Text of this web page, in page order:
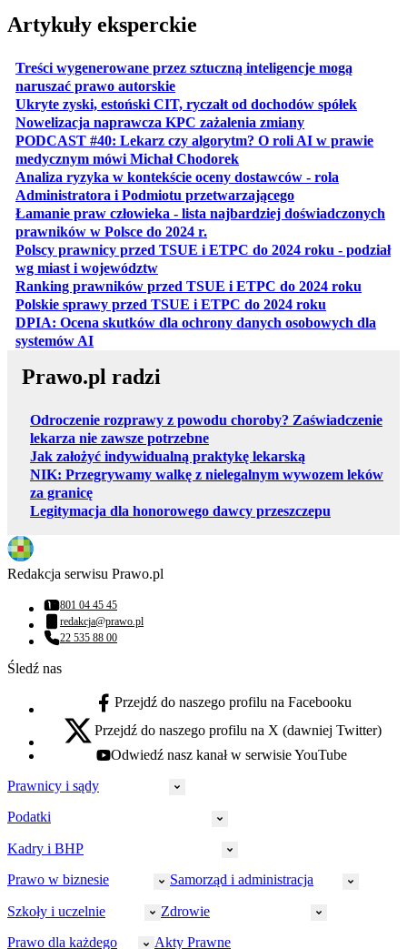
Artykuły eksperckie
Treści wygenerowane przez sztuczną inteligencje mogą
naruszać prawo autorskieotwiera się w nowej karcie
Ukryte zyski, estoński CIT, ryczałt od dochodów spółekotwiera
Nowelizacja naprawcza KPC zażalenia zmianyotwiera się w
PODCAST #40: Lekarz czy algorytm? O roli AI w prawie
medycznym mówi Michał Chodorekotwiera się w nowej karcie
Analiza ryzyka w kontekście oceny dostawców - rola
Administratora i Podmiotu przetwarzającegootwiera się w
Łamanie praw człowieka - lista najbardziej doświadczonych
prawników w Polsce do 2024 r.
Polscy prawnicy przed TSUE i ETPC do 2024 roku - podział
wg miast i województwotwiera się w nowej karcie
Ranking prawników przed TSUE i ETPC do 2024 roku
Polskie sprawy przed TSUE i ETPC do 2024 roku
DPIA: Ocena skutków dla ochrony danych osobowych dla
systemów AIotwiera się w nowej karcie
Prawo.pl radzi
Odroczenie rozprawy z powodu choroby? Zaświadczenie
lekarza nie zawsze potrzebne
Jak założyć indywidualną praktykę lekarską
NIK: Przegrywamy walkę z nielegalnym wywozem leków
za granicę
Legitymacja dla honorowego dawcy przeszczepu
Redakcja serwisu Prawo.pl
Numer telefonu:
801 04 45 45
Adres email:
redakcja@prawo.pl
Numer telefonu:
22 535 88 00
Śledź nas
facebook - otwiera się w nowej karcie
Przejdź do naszego profilu na Facebooku
x - otwiera się w nowej karcie
Przejdź do naszego profilu na X (dawniej Twitter)
youtube - otwiera się w nowej karcie
Odwiedź nasz kanał w serwisie YouTube
Prawnicy i sądy
Prawnicy
Policja
Strefa aplikanta
Podatki
CIT
Akcyza
Rachunkowość
Kadry i BHP
HR
Ubezpieczenia społeczne
Prawo w biznesie
Małe i średnie firmy
Samorząd i administracja
Bezpieczeństwo publiczne
Szkoły i uczelnie Zdrowie
Prawo dla każdego Akty Prawne